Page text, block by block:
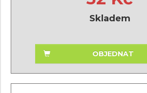
Skladem
OBJEDNAT